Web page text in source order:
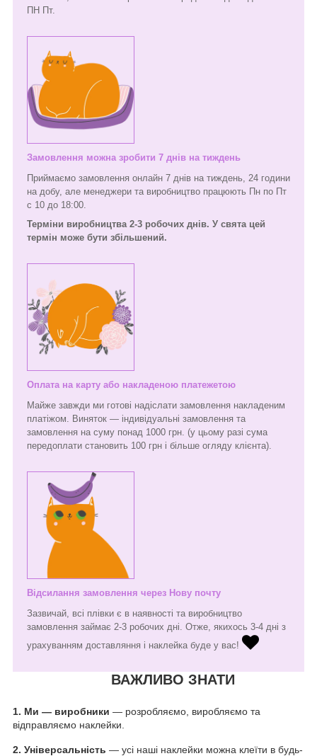
ПН Пт.
Замовлення можна зробити 7 днів на тиждень
Приймаємо замовлення онлайн 7 днів на тиждень, 24 години
на добу, але менеджери та виробництво працюють Пн по Пт
с 10 до 18:00.
Терміни виробництва 2-3 робочих днів. У свята цей
термін може бути збільшений.
Оплата на карту або накладеною платежетою
Майже завжди ми готові надіслати замовлення накладеним
платіжом. Виняток — індивідуальні замовлення та
замовлення на суму понад 1000 грн. (у цьому разі сума
передоплати становить 100 грн і більше огляду клієнта).
Відсилання замовлення через Нову почту
Зазвичай, всі плівки є в наявності та виробництво
замовлення займає 2-3 робочих дні. Отже, якихось 3-4 дні з
урахуванням доставляння і наклейка буде у вас!
ВАЖЛИВО ЗНАТИ
1. Ми — виробники — розробляємо, виробляємо та
відправляємо наклейки.
2. Універсальність — усі наші наклейки можна клеїти в будь-